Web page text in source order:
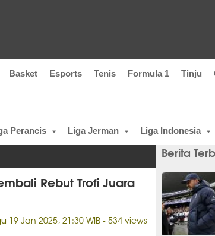
Basket Esports Tenis Formula 1 Tinju
Perancis Liga Jerman Liga Indonesia
Rebut Trofi Juara
19 Jan 2025, 21:30 WIB- 534 views
Berita